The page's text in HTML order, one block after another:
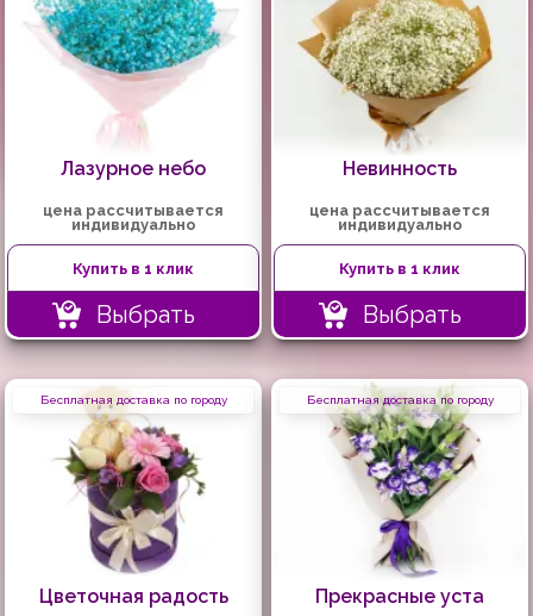
Лазурное небо
цена рассчитывается
индивидуально
Купить в 1 клик
Выбрать
Невинность
цена рассчитывается
индивидуально
Купить в 1 клик
Выбрать
Бесплатная доставка по городу
Цветочная радость
Бесплатная доставка по городу
Прекрасные уста